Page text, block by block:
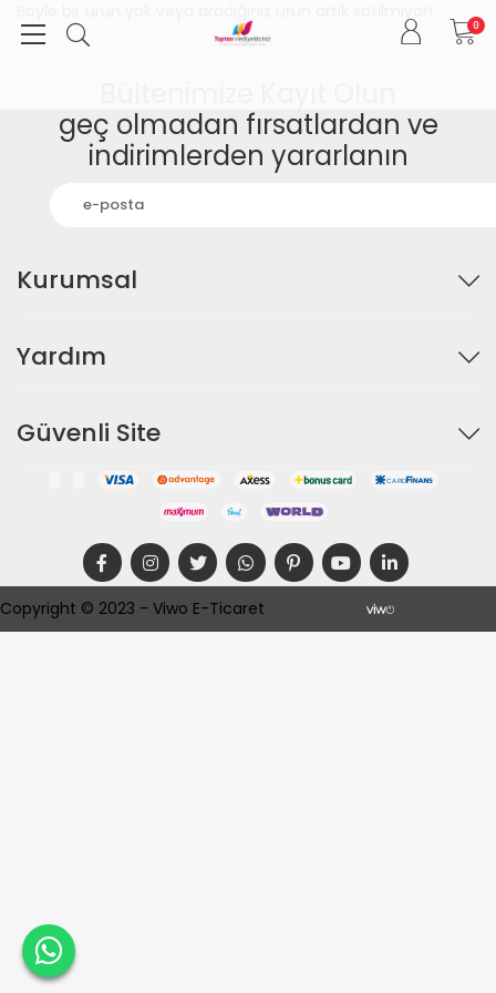
0
geç olmadan fırsatlardan ve
indirimlerden yararlanın
Kurumsal
Yardım
Güvenli Site
Copyright © 2023 - Viwo E-Ticaret